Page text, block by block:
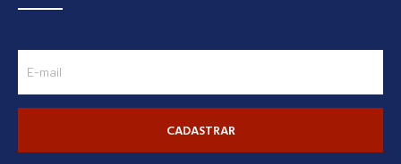
CADASTRAR